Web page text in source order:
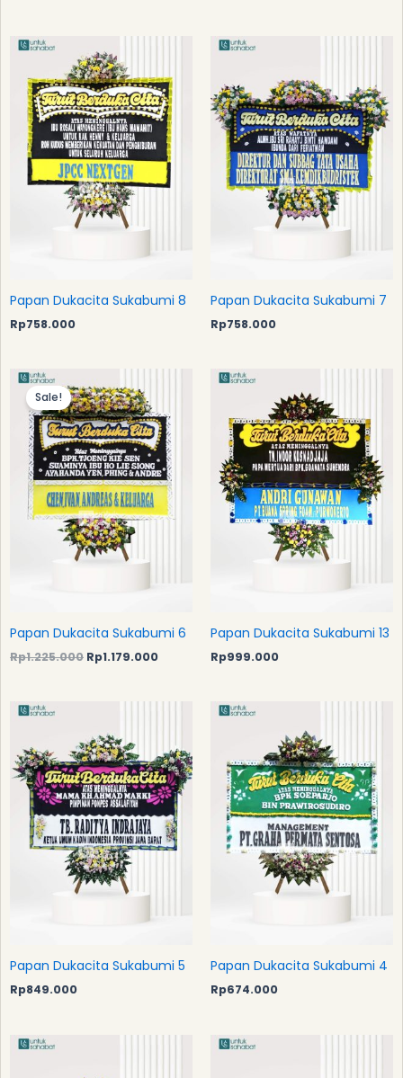
Papan Dukacita Sukabumi 8
Rp758.000
Papan Dukacita Sukabumi 7
Rp758.000
Sale!
Papan Dukacita Sukabumi 6
Rp1.225.000
price
was:
Rp1.225.000.
Rp1.179.000
Rp1.179.000.
Papan Dukacita Sukabumi 13
Rp999.000
Papan Dukacita Sukabumi 5
Rp849.000
Papan Dukacita Sukabumi 4
Rp674.000